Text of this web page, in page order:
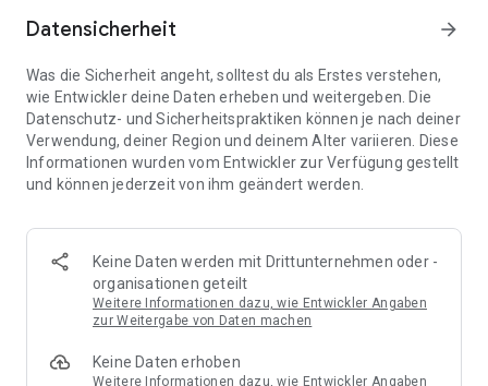
📱 Immer dabei: Deine Einkaufsliste ist jederzeit auf deinem
🤝 Teilen leicht gemacht: Lade andere ein und erledigt den
Einkauf gemeinsam.
🍳 Zutaten direkt aus Rezepten übernehmen: Importiere
Zutaten von Rezept-Webseiten und verwandle sie
🚀 DEINE VORTEILE IM ALLTAG
* Nie wieder doppelte Einkäufe
* Kein Chaos mehr beim Einkaufen
* Bessere Abstimmung mit Familie & Freunden
* Perfekt für die Essensplanung
Datensicherheit arrow_forward
Was die Sicherheit angeht, solltest du als Erstes verstehen,
wie Entwickler deine Daten erheben und weitergeben. Die
Datenschutz- und Sicherheitspraktiken können je nach deiner
Verwendung, deiner Region und deinem Alter variieren. Diese
Informationen wurden vom Entwickler zur Verfügung gestellt
und können jederzeit von ihm geändert werden.
Keine Daten werden mit Drittunternehmen oder -
organisationen geteilt
Weitere Informationen dazu, wie Entwickler Angaben
zur Weitergabe von Daten machen
Keine Daten erhoben
Weitere Informationen dazu, wie Entwickler Angaben